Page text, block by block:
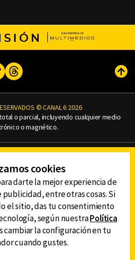
TikTokThreads
© CANAL 6 2026
o parcial, incluyendo cualquier medio
o magnético.
DE PRIVACIDAD
AVISO LEGAL
DE LAS AUDIENCIAS
LA APP DE CANAL 6
cookies
darte la mejor experiencia de
entre otras cosas. Si
el sitio, das tu consentimiento
según nuestraPolítica
cambiar la configuración en tu
cuando gustes.